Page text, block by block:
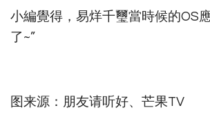
小編覺得，易烊千璽當時候的OS
了~”
图来源：朋友请听好、芒果TV